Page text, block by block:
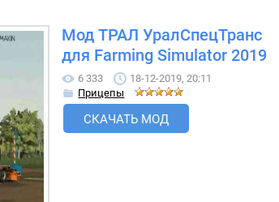
Мод ТРАЛ УралСпецТранс
для Farming Simulator 2019
6 333
18-12-2019, 20:11
Прицепы
СКАЧАТЬ МОД